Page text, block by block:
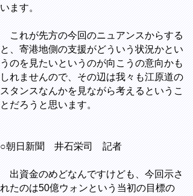
います。
これが先方の今回のニュアンスからする
と、寄港地側の支援がどういう状況かとい
うのを見たいというのが向こうの意向かも
しれませんので、その辺は我々も江原道の
スタンスなんかを見ながら考えるというこ
とだろうと思います。
○朝日新聞 井石栄司 記者
出資金のめどなんですけども、今回示さ
れたのは50億ウォンという当初の目標の